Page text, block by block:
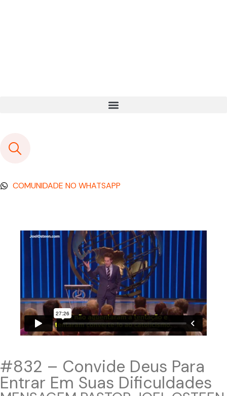
COMUNIDADE NO WHATSAPP
#832 – Convide Deus Para
Entrar Em Suas Dificuldades